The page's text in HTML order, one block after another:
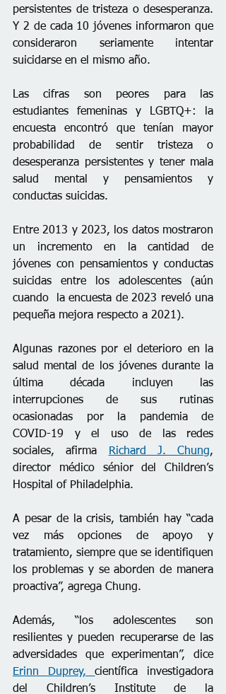
persistentes de tristeza o desesperanza.
Y 2 de cada 10 jóvenes informaron que
consideraron seriamente intentar
suicidarse en el mismo año.
Las cifras son peores para las
estudiantes femeninas y LGBTQ+: la
encuesta encontró que tenían mayor
probabilidad de sentir tristeza o
desesperanza persistentes y tener mala
salud mental y pensamientos y
conductas suicidas.
Entre 2013 y 2023, los datos mostraron
un incremento en la cantidad de
jóvenes con pensamientos y conductas
suicidas entre los adolescentes (aún
cuando  la encuesta de 2023 reveló una
pequeña mejora respecto a 2021).
Algunas razones por el deterioro en la
salud mental de los jóvenes durante la
última década incluyen las
interrupciones de sus rutinas
ocasionadas por la pandemia de
COVID-19 y el uso de las redes
sociales, afirma
Richard J. Chung,
director médico sénior del Children’s
Hospital of Philadelphia.
A pesar de la crisis, también hay “cada
vez más opciones de apoyo y
tratamiento, siempre que se identifiquen
los problemas y se aborden de manera
proactiva”, agrega Chung.
Además, “los adolescentes son
resilientes y pueden recuperarse de las
Erinn Duprey, científica investigadora
del Children’s Institute de la